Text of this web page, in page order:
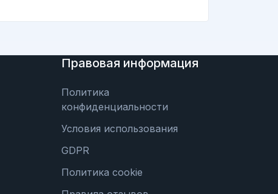
Правовая информация
Политика
конфиденциальности
Условия использования
GDPR
Политика cookie